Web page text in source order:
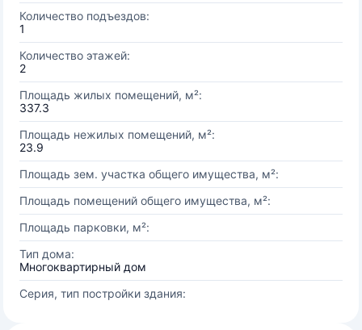
Количество подъездов:
1
Количество этажей:
2
Площадь жилых помещений, м²:
337.3
Площадь нежилых помещений, м²:
23.9
Площадь зем. участка общего имущества, м²:
Площадь помещений общего имущества, м²:
Площадь парковки, м²:
Тип дома:
Многоквартирный дом
Серия, тип постройки здания: